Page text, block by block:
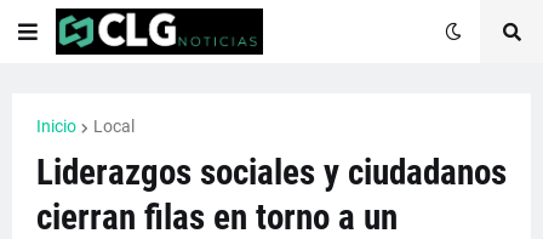
Inicio Local
Liderazgos sociales y ciudadanos
cierran filas en torno a un